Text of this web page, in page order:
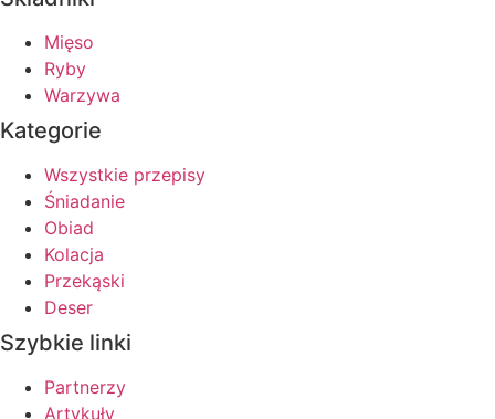
Mięso
Ryby
Warzywa
Kategorie
Wszystkie przepisy
Śniadanie
Obiad
Kolacja
Przekąski
Deser
Szybkie linki
Partnerzy
Artykuły